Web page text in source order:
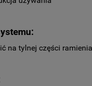
na tylnej części